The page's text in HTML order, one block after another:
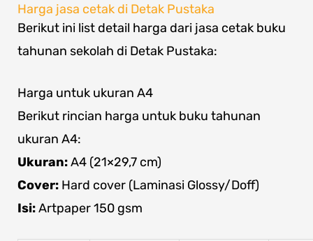
Harga jasa cetak di Detak Pustaka
Berikut ini list detail harga dari jasa cetak buku
tahunan sekolah di Detak Pustaka:
Harga untuk ukuran A4
Berikut rincian harga untuk buku tahunan
ukuran A4:
Ukuran:A4 (21×29,7 cm)
Cover: Hard cover (Laminasi Glossy/Doff)
Isi:Artpaper 150 gsm